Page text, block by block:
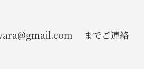
までご連絡